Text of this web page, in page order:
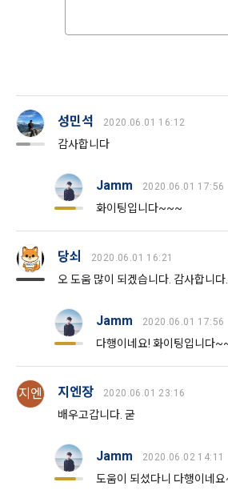
스를 제공할 수 없는 경우에는 서비스 제
지지 않는다.
하여 책임을 지지 않는다.
3. “회사”는 “회원”이 서비스를 이용하여
4. “회사”는 “회원”이 게시판을 통해 게재
신뢰성, 정확성 등 내용에 관해서 책임을
5. “회사”는 “회원”이 약관 및 법률을 위반
제 27 조 (관할 법원)
‘전자상거래 등에서의 소비자보호에 관한
할) 조항에 따라, “회사”와 “회원” 간에 발
관한 소송은 제소 당시의 “회원”의 주소에
제소 당시 “회원”의 주소 또는 거소가 분
국 거주자의 경우에는 민사소송법에서 정
다만, 수집하는 개인정보의 항목, 이용목
용자 권리의 중대한 변경이 발생할 때에
공고일자: 2021년 5월 24일
시행일자: 2021년 5월 31일
성민석 2020.06.01 16:12
감사합니다
Jamm 2020.06.01 17:56
화이팅입니다~~~
당쇠 2020.06.01 16:21
오 도움 많이 되겠습니다. 감사합니다.
Jamm 2020.06.01 17:56
다행이네요! 화이팅입니다
지엔 지엔장 2020.06.01 23:16
배우고갑니다. 굳
Jamm 2020.06.02 14:11
도움이 되셨다니 다행이네